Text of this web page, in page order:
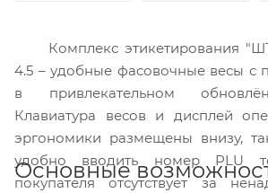
Комплекс этикетирования
4.5 – удобные фасовочные весы с
в привлекательном
Клавиатура весов и дисплей
эргономики размещены внизу,
удобно вводить номер PLU
покупателя отсутствует за
Основные